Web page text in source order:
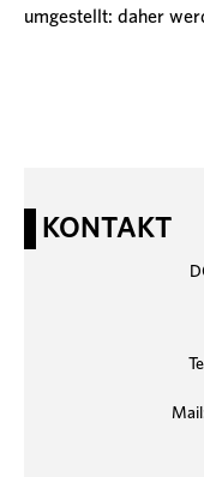
umgestellt: daher
KONTAKT